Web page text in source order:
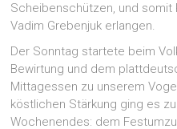
Scheibenschützen, und somit
Vadim Grebenjuk erlangen.
Der Sonntag startete beim
Bewirtung und dem
Mittagessen zu unserem
köstlichen Stärkung ging es
Wochenendes: dem